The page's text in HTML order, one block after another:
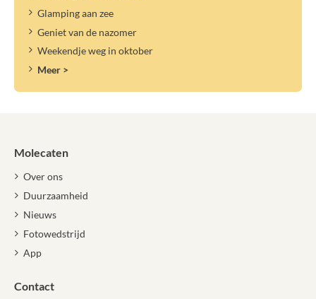
Glamping aan zee
Geniet van de nazomer
Weekendje weg in oktober
Meer >
Molecaten
Over ons
Duurzaamheid
Nieuws
Fotowedstrijd
App
Contact